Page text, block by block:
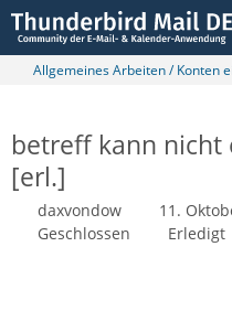
Allgemeines Arbeiten / Konten
betreff kann nicht
[erl.]
daxvondow
11.
Geschlossen
Erledigt